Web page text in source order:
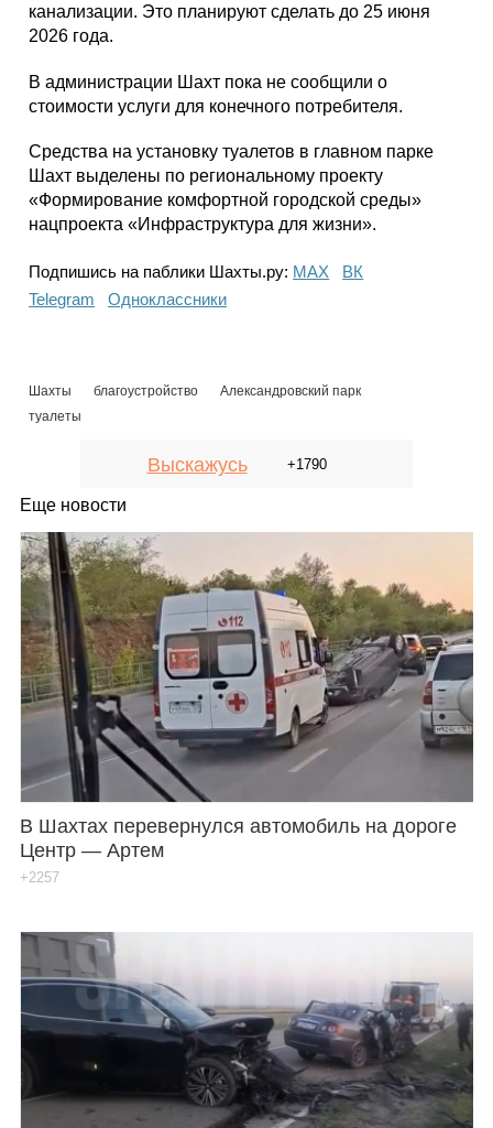
канализации. Это планируют сделать до 25 июня
2026 года.
В администрации Шахт пока не сообщили о
стоимости услуги для конечного потребителя.
Средства на установку туалетов в главном парке
Шахт выделены по региональному проекту
«Формирование комфортной городской среды»
нацпроекта «Инфраструктура для жизни».
Подпишись на паблики Шахты.ру: МАХ
ВК
Telegram
Одноклассники
Шахты благоустройство
Александровский парк
туалеты
Выскажусь +1790
Еще новости
В Шахтах перевернулся автомобиль на дороге
Центр — Артем
+2257